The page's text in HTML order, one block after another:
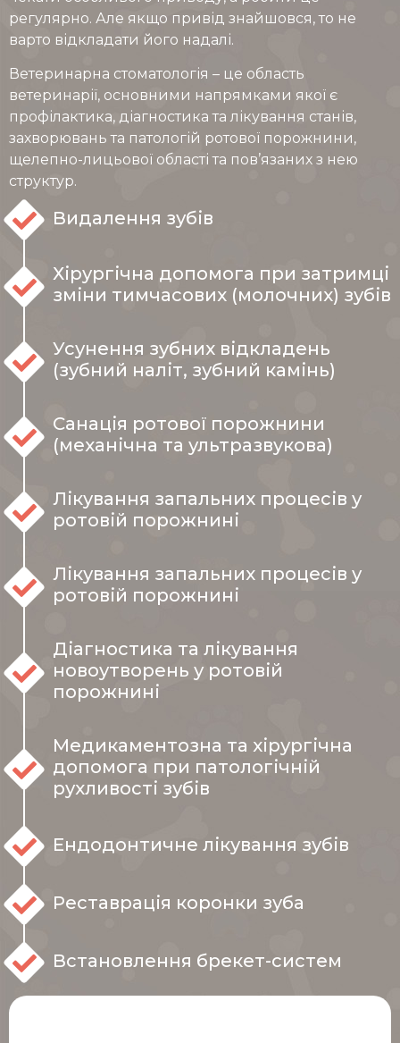
регулярно. Але якщо привід знайшовся, то не
варто відкладати його надалі.
Ветеринарна стоматологія – це область
ветеринарії, основними напрямками якої є
профілактика, діагностика та лікування станів,
захворювань та патологій ротової порожнини,
щелепно-лицьової області та пов’язаних з нею
структур.
Видалення зубів
Хірургічна допомога при затримці
зміни тимчасових (молочних) зубів
Усунення зубних відкладень
(зубний наліт, зубний камінь)
Санація ротової порожнини
(механічна та ультразвукова)
Лікування запальних процесів у
ротовій порожнині
Лікування запальних процесів у
ротовій порожнині
Діагностика та лікування
новоутворень у ротовій
порожнині
Медикаментозна та хірургічна
допомога при патологічній
рухливості зубів
Ендодонтичне лікування зубів
Реставрація коронки зуба
Встановлення брекет-систем